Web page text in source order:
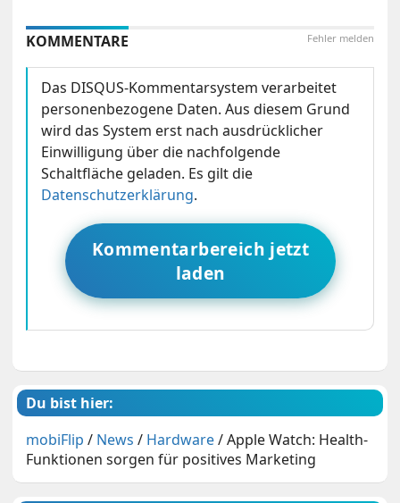
Fehler melden
KOMMENTARE
Das DISQUS-Kommentarsystem verarbeitet
personenbezogene Daten. Aus diesem Grund
wird das System erst nach ausdrücklicher
Einwilligung über die nachfolgende
Schaltfläche geladen. Es gilt die
Datenschutzerklärung.
Kommentarbereich jetzt
laden
Du bist hier:
mobiFlip / News / Hardware/Apple Watch: Health-
Funktionen sorgen für positives Marketing